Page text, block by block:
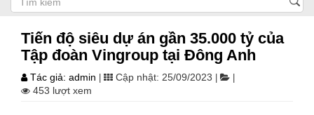
Tiến độ siêu dự án gần 35.000 tỷ của
Tập đoàn Vingroup tại Đông Anh
Tác giả: admin Cập nhật: 25/09/2023
453 lượt xem